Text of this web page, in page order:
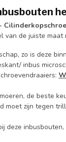
van de juiste maat
zo is deze
inbus
de beste
moet zijn tegen
deze inbusbouten,